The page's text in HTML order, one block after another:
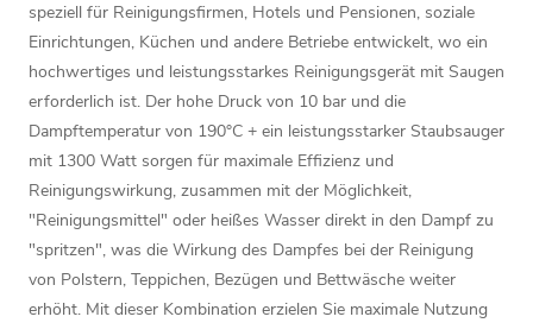
speziell für Reinigungsfirmen, Hotels und Pensionen, soziale
Einrichtungen, Küchen und andere Betriebe entwickelt, wo ein
hochwertiges und leistungsstarkes Reinigungsgerät mit Saugen
erforderlich ist. Der hohe Druck von 10 bar und die
Dampftemperatur von 190°C + ein leistungsstarker Staubsauger
mit 1300 Watt sorgen für maximale Effizienz und
Reinigungswirkung, zusammen mit der Möglichkeit,
"Reinigungsmittel" oder heißes Wasser direkt in den Dampf zu
"spritzen", was die Wirkung des Dampfes bei der Reinigung
von Polstern, Teppichen, Bezügen und Bettwäsche weiter
erhöht. Mit dieser Kombination erzielen Sie maximale Nutzung